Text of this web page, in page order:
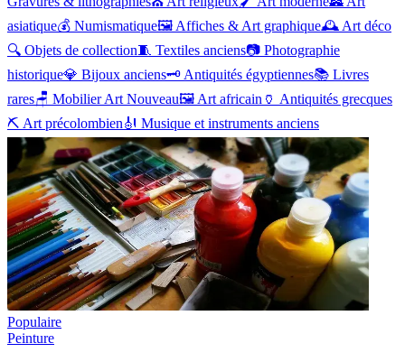
asiatique💰 Numismatique🖼️ Affiches & Art graphique🕰️ Art déco
🔍 Objets de collection🧵 Textiles anciens📷 Photographie
historique💎 Bijoux anciens🗝️ Antiquités égyptiennes📚 Livres
rares🪑 Mobilier Art Nouveau🖼️ Art africain 🏺 Antiquités grecques
⛏️ Art précolombien🎻 Musique et instruments anciens
Populaire
Peinture